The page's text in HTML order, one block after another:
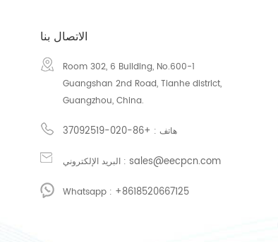
الاتصال بنا
Room 302, 6 Building, No.600-1
Guangshan 2nd Road, Tianhe district,
Guangzhou, China.
هاتف : +86-020-37092519
البريد الإلكتروني :sales@eecpcn.com
Whatsapp : +8618520667125